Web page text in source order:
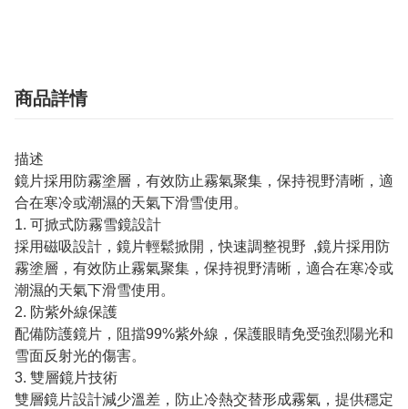
商品詳情
描述
鏡片採用防霧塗層，有效防止霧氣聚集，保持視野清晰，適
合在寒冷或潮濕的天氣下滑雪使用。
1. 可掀式防霧雪鏡設計
採用磁吸設計，鏡片輕鬆掀開，快速調整視野 ,鏡片採用防
霧塗層，有效防止霧氣聚集，保持視野清晰，適合在寒冷或
潮濕的天氣下滑雪使用。
2. 防紫外線保護
配備防護鏡片，阻擋99%紫外線，保護眼睛免受強烈陽光和
雪面反射光的傷害。
3. 雙層鏡片技術
雙層鏡片設計減少溫差，防止冷熱交替形成霧氣，提供穩定